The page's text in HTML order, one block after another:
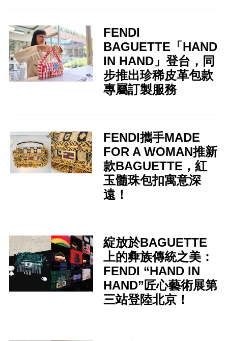
FENDI
BAGUETTE「HAND
IN HAND」登台，同
步推出珍稀皮革包款
專屬訂製服務
FENDI攜手MADE
FOR A WOMAN推新
款BAGUETTE，紅
玉髓珠包扣寓意深
遠！
綻放於BAGUETTE
上的彜族傳統之美：
FENDI “HAND IN
HAND”匠心藝術展第
三站登陸北京！